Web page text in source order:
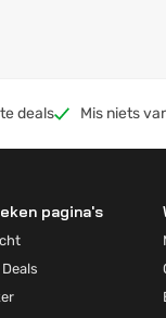
deals Mis niets
pagina's